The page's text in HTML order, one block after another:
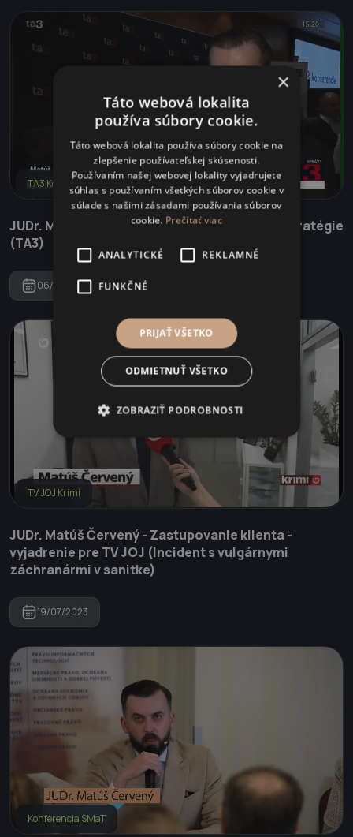
TA3 Konferencie
JUDr. Matúš Červený - Rodinné firmy a nové stratégie
(TA3)
06/06/2024
TV JOJ Krimi
JUDr. Matúš Červený - Zastupovanie klienta -
vyjadrenie pre TV JOJ (Incident s vulgárnymi
záchranármi v sanitke)
19/07/2023
Konferencia SMaT
×
Táto webová lokalita
používa súbory cookie.
Táto webová lokalita používa súbory cookie na
zlepšenie používateľskej skúsenosti.
Používaním našej webovej lokality vyjadrujete
súhlas s používaním všetkých súborov cookie v
súlade s našimi zásadami používania súborov
cookie. Prečítať viac
ANALYTICKÉ REKLAMNÉ
FUNKČNÉ
PRIJAŤ VŠETKO
ODMIETNUŤ VŠETKO
ZOBRAZIŤ PODROBNOSTI